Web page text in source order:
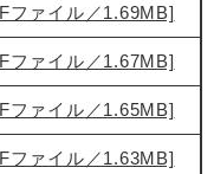
ファイル／1.69MB]
ファイル／1.67MB]
ファイル／1.65MB]
ファイル／1.63MB]